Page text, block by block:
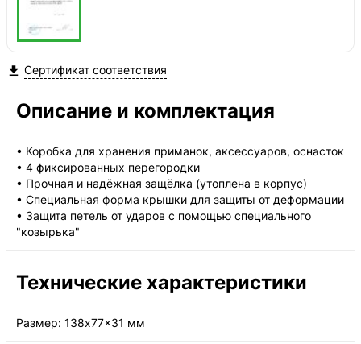
сегодня, бесплатно
наб. Бережковская, д. 20, стр. 19
1-3 дня, от 385 ₽
СДЭК — Курьер
1-3 дня, от 385 ₽
 Сертификат соответствия
Описание и комплектация
• Коробка для хранения приманок, аксессуаров, оснасток
• 4 фиксированных перегородки
• Прочная и надёжная защёлка (утоплена в корпус)
• Специальная форма крышки для защиты от деформации
• Защита петель от ударов с помощью специального
"козырька"
Технические характеристики
Размер: 138x77x31 мм